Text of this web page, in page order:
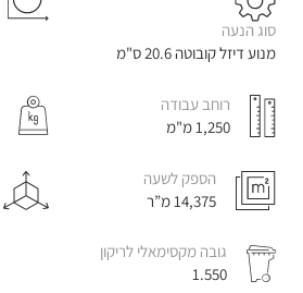
שטיחים
וריפודים
נפות
חופים
סוג הנעה
מנוע דיזל קובוטה 20.6 ס"מ
רוחב עבודה
1,250 מ"מ
הספק לשעה
14,375 מ”ר
גובה מקסימאלי לריקון
1.550